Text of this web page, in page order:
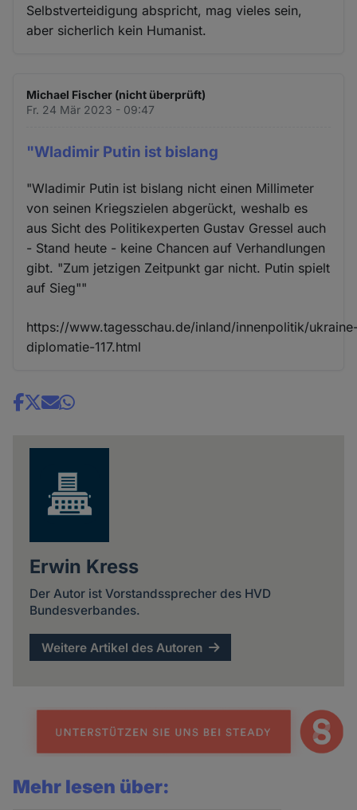
Selbstverteidigung abspricht, mag vieles sein,
aber sicherlich kein Humanist.
Michael Fischer (nicht überprüft)
Fr. 24 Mär 2023 - 09:47
"Wladimir Putin ist bislang
"Wladimir Putin ist bislang nicht einen Millimeter
von seinen Kriegszielen abgerückt, weshalb es
aus Sicht des Politikexperten Gustav Gressel auch
- Stand heute - keine Chancen auf Verhandlungen
gibt. "Zum jetzigen Zeitpunkt gar nicht. Putin spielt
auf Sieg""
https://www.tagesschau.de/inland/innenpolitik/
diplomatie-117.html
Share
Erwin Kress
Der Autor ist Vorstandssprecher des HVD
Bundesverbandes.
Weitere Artikel des Autoren
Mehr lesen über: